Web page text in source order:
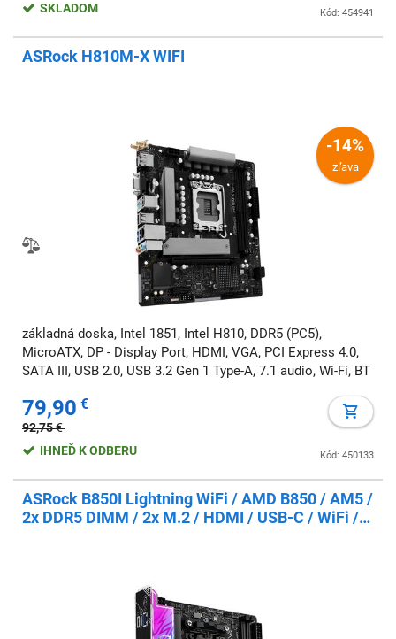
Kód: 454941
SKLADOM
ASRock H810M-X WIFI
-14%
zľava
základná doska, Intel 1851, Intel H810, DDR5 (PC5),
MicroATX, DP - Display Port, HDMI, VGA, PCI Express 4.0,
SATA III, USB 2.0, USB 3.2 Gen 1 Type-A, 7.1 audio, Wi-Fi, BT
79,90 €
92,75€
Kód: 450133
IHNEĎ K ODBERU
ASRock B850I Lightning WiFi / AMD B850 / AM5 /
2x DDR5 DIMM / 2x M.2 / HDMI / USB-C / WiFi /